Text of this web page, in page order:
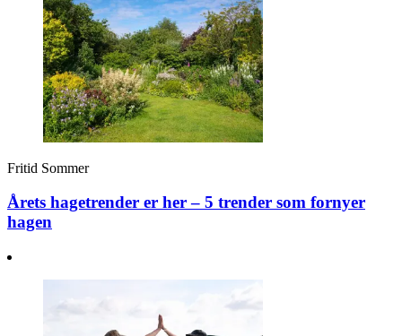
Fritid Sommer
Årets hagetrender er her – 5 trender som fornyer
hagen